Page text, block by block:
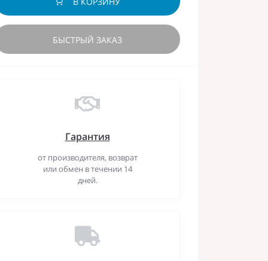
БЫСТРЫЙ ЗАКАЗ
Гарантия
от производителя, возврат
или обмен в течении 14
дней.